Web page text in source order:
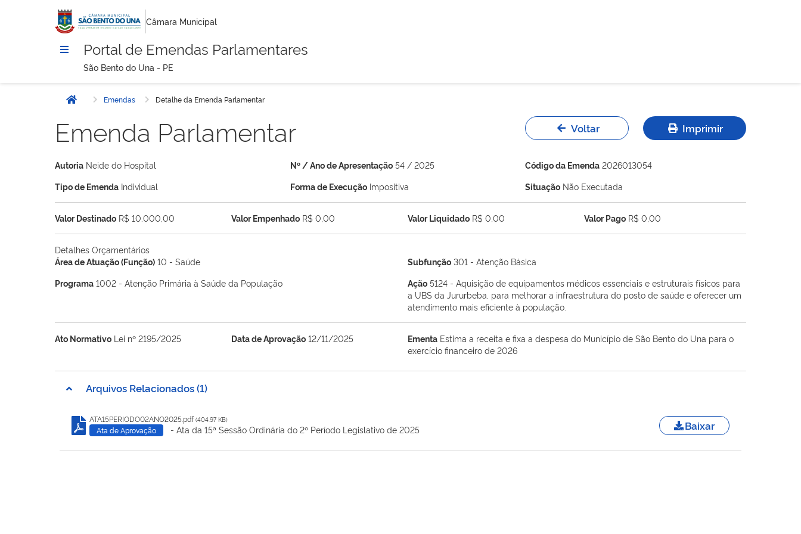
Câmara Municipal
Portal de Emendas Parlamentares
São Bento do Una - PE
Início Emendas Detalhe da Emenda Parlamentar
Emenda Parlamentar Voltar Imprimir
Autoria Neide do Hospital Nº / Ano de Apresentação 54 / 2025 Código da Emenda 2026013054
Tipo de Emenda Individual Forma de Execução Impositiva Situação Não Executada
Valor Destinado R$ 10.000,00 Valor Empenhado R$ 0,00 Valor Liquidado R$ 0,00 Valor Pago R$ 0,00
Detalhes Orçamentários
Área de Atuação (Função) 10 - Saúde Subfunção 301 - Atenção Básica
Programa 1002 - Atenção Primária à Saúde da População Ação 5124 - Aquisição de equipamentos médicos essenciais e estruturais físicos para
a UBS da Jururbeba, para melhorar a infraestrutura do posto de saúde e oferecer um
atendimento mais eficiente à população.
Ato Normativo Lei nº 2195/2025 Data de Aprovação 12/11/2025 Ementa Estima a receita e fixa a despesa do Município de São Bento do Una para o
exercício financeiro de 2026
Arquivos Relacionados (1)
ATA15PERIODO02ANO2025.pdf(404.97 KB)
Ata de Aprovação - Ata da 15ª Sessão Ordinária do 2º Período Legislativo de 2025 Baixar